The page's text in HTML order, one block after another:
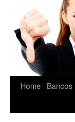
Home Bancos